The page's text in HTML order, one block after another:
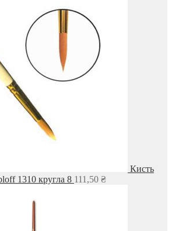
Кисть
1310 кругла 8 111,50 ₴